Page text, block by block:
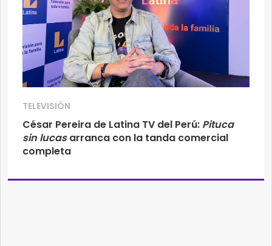
TELEVISIÓN
César Pereira de Latina TV del Perú: Pituca
sin lucasarranca con la tanda comercial
completa